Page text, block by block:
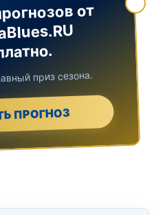
от
приз сезона.
ПРОГНОЗ